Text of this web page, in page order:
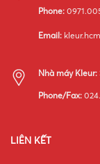
Phone:
Email:
Nhà máy Kleur:
Phone/Fax:
LIÊN KẾT